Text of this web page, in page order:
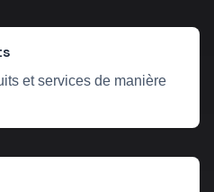
et services de manière